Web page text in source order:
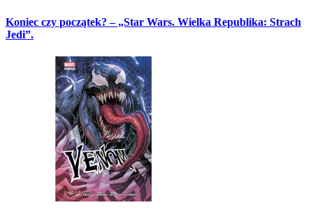
Koniec czy początek? – „Star Wars. Wielka Republika: Strach
Jedi”.